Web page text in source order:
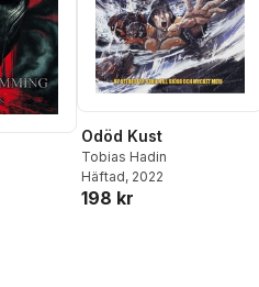
Odöd Kust
Tobias Hadin
Häftad, 2022
198 kr